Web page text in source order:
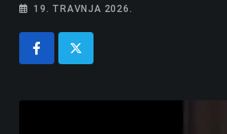
19. TRAVNJA 2026.